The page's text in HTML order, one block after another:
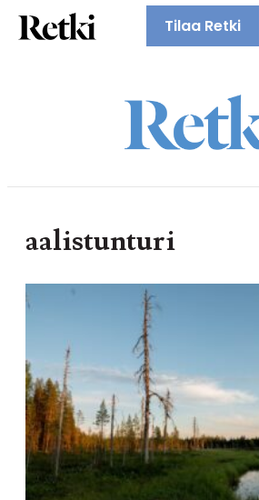
Siirry
suoraan
Retki-lehti
Tilaa Retki
aalistunturi